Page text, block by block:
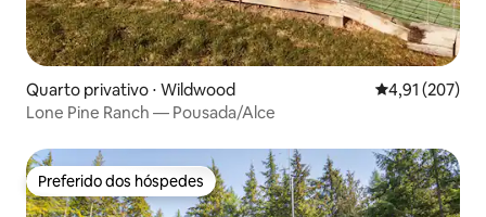
Quarto privativo ⋅ Wildwood 4,91 de uma
4,91 (207)
Lone Pine Ranch — Pousada/Alce
Preferido dos hóspedes
Preferido dos hóspedes